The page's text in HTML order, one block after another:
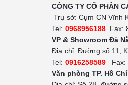
CÔNG TY CỔ PHẦN
Trụ sở: Cụm CN Vĩnh
Tel: 0968956188 Fax:
VP & Showroom Đà
Địa chỉ: Đường số 11,
Tel: 0916258589 Fax:
Văn phòng TP. Hồ